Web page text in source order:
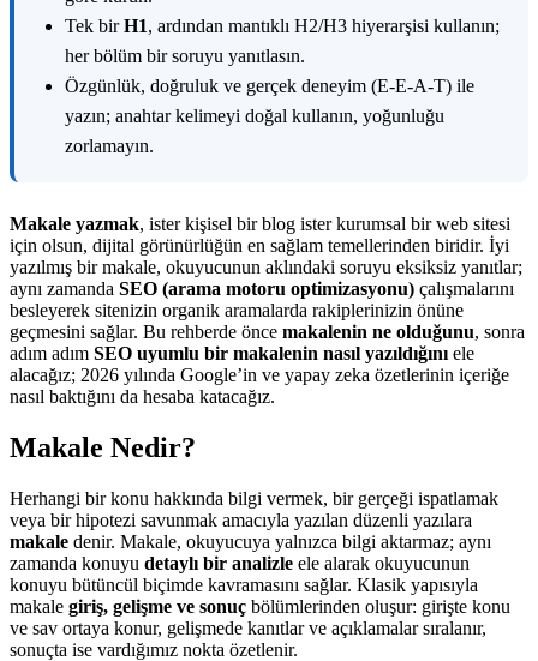
Tek birH1, ardından mantıklı H2/H3 hiyerarşisi kullanın;
her bölüm bir soruyu yanıtlasın.
Özgünlük, doğruluk ve gerçek deneyim (E-E-A-T) ile
yazın; anahtar kelimeyi doğal kullanın, yoğunluğu
zorlamayın.
Makale yazmak, ister kişisel bir blog ister kurumsal bir web sitesi
için olsun, dijital görünürlüğün en sağlam temellerinden biridir. İyi
yazılmış bir makale, okuyucunun aklındaki soruyu eksiksiz yanıtlar;
aynı zamanda SEO (arama motoru optimizasyonu) çalışmalarını
besleyerek sitenizin organik aramalarda rakiplerinizin önüne
geçmesini sağlar. Bu rehberde önce makalenin ne olduğunu, sonra
adım adım SEO uyumlu bir makalenin nasıl yazıldığını ele
alacağız; 2026 yılında Google’in ve yapay zeka özetlerinin içeriğe
nasıl baktığını da hesaba katacağız.
Makale Nedir?
Herhangi bir konu hakkında bilgi vermek, bir gerçeği ispatlamak
veya bir hipotezi savunmak amacıyla yazılan düzenli yazılara
makale denir. Makale, okuyucuya yalnızca bilgi aktarmaz; aynı
zamanda konuyu detaylı bir analizle ele alarak okuyucunun
konuyu bütüncül biçimde kavramasını sağlar. Klasik yapısıyla
makale giriş, gelişme ve sonuç bölümlerinden oluşur: girişte konu
ve sav ortaya konur, gelişmede kanıtlar ve açıklamalar sıralanır,
sonuçta ise vardığımız nokta özetlenir.